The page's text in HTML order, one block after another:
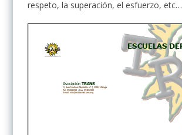
respeto, la superación, el esfuerzo, etc…